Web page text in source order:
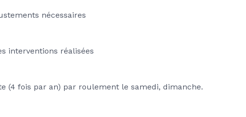
nécessaires
interventions réalisées
(4 fois par an) par roulement le samedi, dimanche.